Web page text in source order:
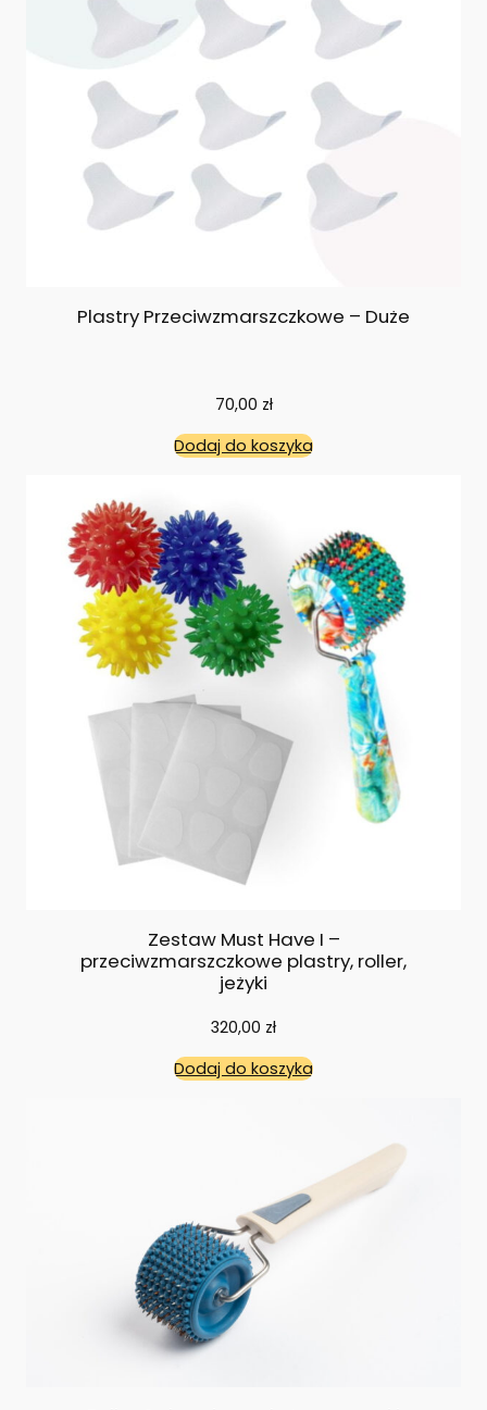
Plastry Przeciwzmarszczkowe – Duże
70,00 zł
Dodaj do koszyka
Zestaw Must Have I –
przeciwzmarszczkowe plastry, roller,
jeżyki
320,00 zł
Dodaj do koszyka